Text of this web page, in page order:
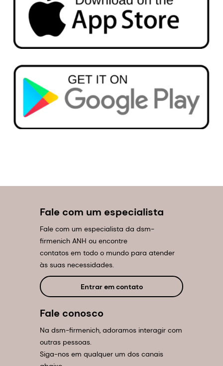
Fale com um especialista
Fale com um especialista da dsm-
firmenich ANH ou encontre
contatos em todo o mundo para atender
às suas necessidades.
Entrar em contato
Fale conosco
Na dsm-firmenich, adoramos interagir com
outras pessoas.
Siga-nos em qualquer um dos canais